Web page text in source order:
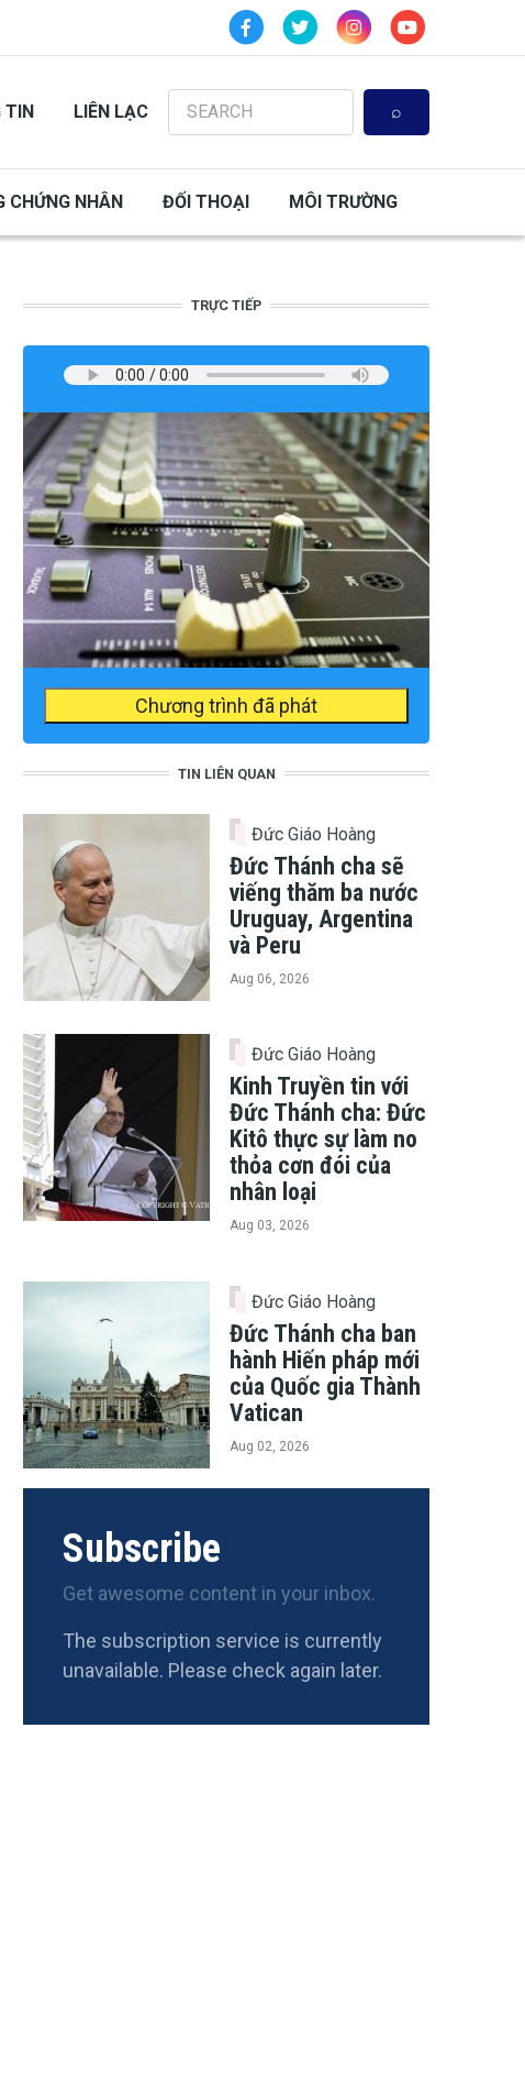
TIN LIÊN LẠC
Search
CHỨNG NHÂN ĐỐI THOẠI MÔI TRƯỜNG
TRỰC TIẾP
Chương trình đã phát
TIN LIÊN QUAN
Đức Giáo Hoàng
Đức Thánh cha sẽ
viếng thăm ba nước
Uruguay, Argentina
và Peru
Aug 06, 2026
Đức Giáo Hoàng
Kinh Truyền tin với
Đức Thánh cha: Đức
Kitô thực sự làm no
thỏa cơn đói của
nhân loại
Aug 03, 2026
Đức Giáo Hoàng
Đức Thánh cha ban
hành Hiến pháp mới
của Quốc gia Thành
Vatican
Aug 02, 2026
Subscribe
Get awesome content in your inbox.
The subscription service is currently
unavailable. Please check again later.